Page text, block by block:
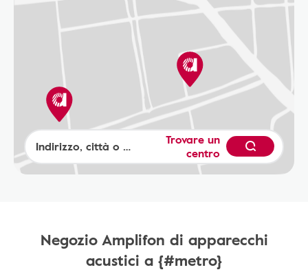
Trovare un
centro
Negozio Amplifon di apparecchi
acustici a {#metro}